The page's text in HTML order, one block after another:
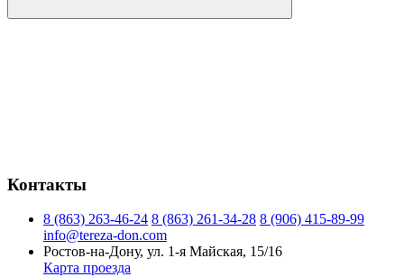
Контакты
8 (863) 263-46-24 8 (863) 261-34-28 8 (906) 415-89-99
info@tereza-don.com
Ростов-на-Дону, ул. 1-я Майская, 15/16
Карта проезда